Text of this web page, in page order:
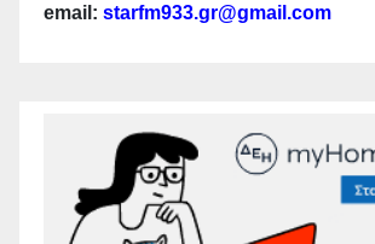
email: starfm933.gr@gmail.com